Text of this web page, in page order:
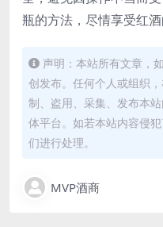
瓶的方法，尽情享受红酒
声明：本站所有文章，
创发布。任何个人或组织
制、盗用、采集、发布本
体平台。如若本站内容侵
们进行处理。
MVP酒商